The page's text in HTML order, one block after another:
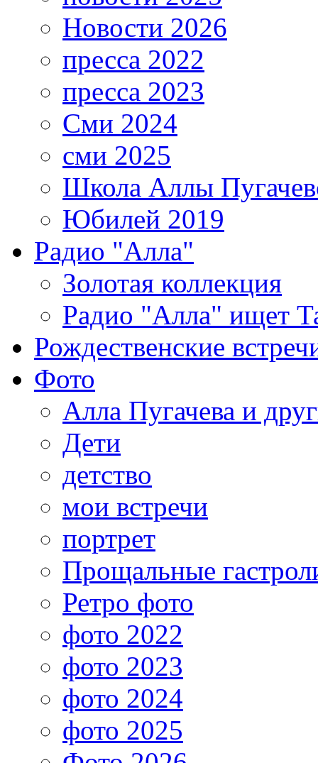
Новости 2026
пресса 2022
пресса 2023
Сми 2024
сми 2025
Школа Аллы
Юбилей 2019
Радио "Алла"
Золотая коллекция
Радио "Алла" ищет
Рождественские
Фото
Алла Пугачева и
Дети
детство
мои встречи
портрет
Прощальные
Ретро фото
фото 2022
фото 2023
фото 2024
фото 2025